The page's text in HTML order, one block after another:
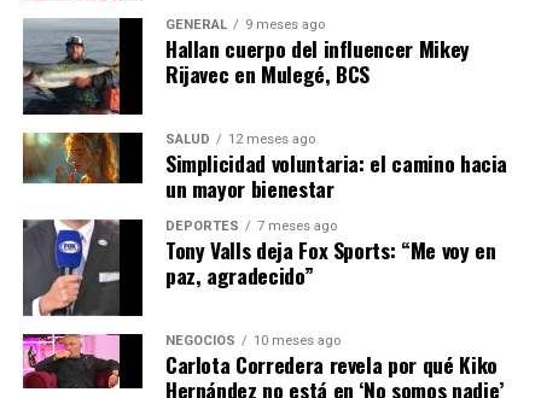
requiere una respuesta
coordinada y urgente.
América Latina tiene la
oportunidad de liderar con
el ejemplo, adoptando
prácticas sostenibles que
puedan ser replicadas en
otras partes del mundo,”
afirmó Luis Alberto
GENERAL 9 meses ago
Hallan cuerpo del influencer Mikey
Rijavec en Mulegé, BCS
SALUD 12 meses ago
Simplicidad voluntaria: el camino hacia
un mayor bienestar
DEPORTES 7 meses ago
Tony Valls deja Fox Sports: “Me voy en
paz, agradecido”
NEGOCIOS 10 meses ago
Carlota Corredera revela por qué Kiko
Hernández no está en ‘No somos nadie’